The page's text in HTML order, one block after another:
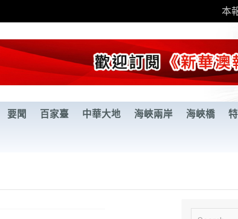
本
要聞 百家臺 中華大地 海峽兩岸 海峽橋